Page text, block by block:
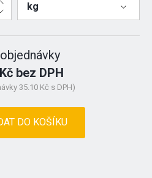
kg
bez DPH
35.10 Kč s DPH)
DO KOŠÍKU